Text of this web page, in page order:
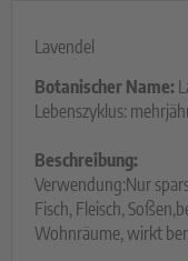
Lavendel
Botanischer Name:
Lebenszyklus:
Beschreibung:
Verwendung:Nur
Fisch, Fleisch,
Wohnräume, wirkt